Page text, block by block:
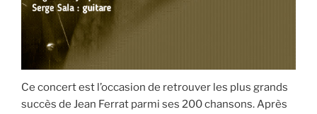
Ce concert est l’occasion de retrouver les plus grands
succès de Jean Ferrat parmi ses 200 chansons. Après